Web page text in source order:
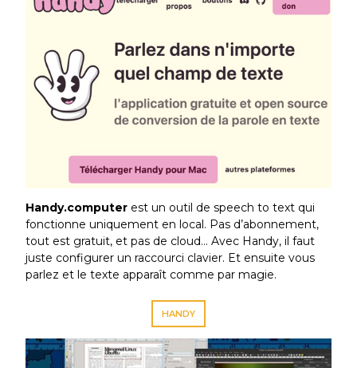
Handy.computer est un outil de speech to text qui
fonctionne uniquement en local. Pas d’abonnement,
tout est gratuit, et pas de cloud… Avec Handy, il faut
juste configurer un raccourci clavier. Et ensuite vous
parlez et le texte apparaît comme par magie.
HANDY